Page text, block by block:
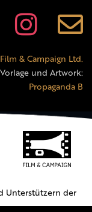
Film & Campaign Ltd.
und Artwork:
Propaganda B
Unterstützern der